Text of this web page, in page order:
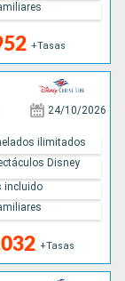
+Tasas
24/10/2026
+Tasas
ilimitados
Disney
incluido